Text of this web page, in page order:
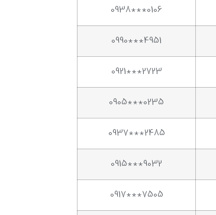
0938***0106
0990***4951
0921***2723
0905***0235
0937***2485
0915***9032
0917***7505